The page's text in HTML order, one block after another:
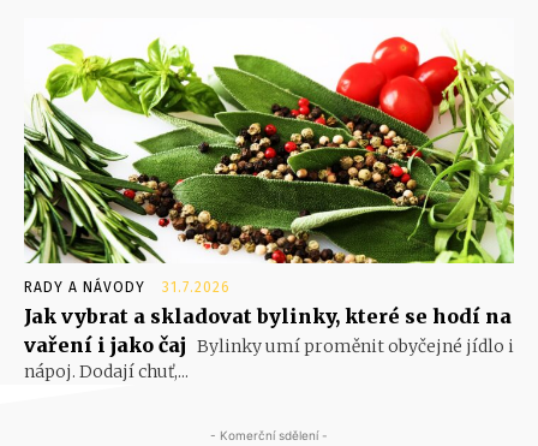
RADY A NÁVODY 31.7.2026
Jak vybrat a skladovat bylinky, které se hodí na
vaření i jako čaj Bylinky umí proměnit obyčejné jídlo i
nápoj. Dodají chuť,...
- Komerční sdělení -